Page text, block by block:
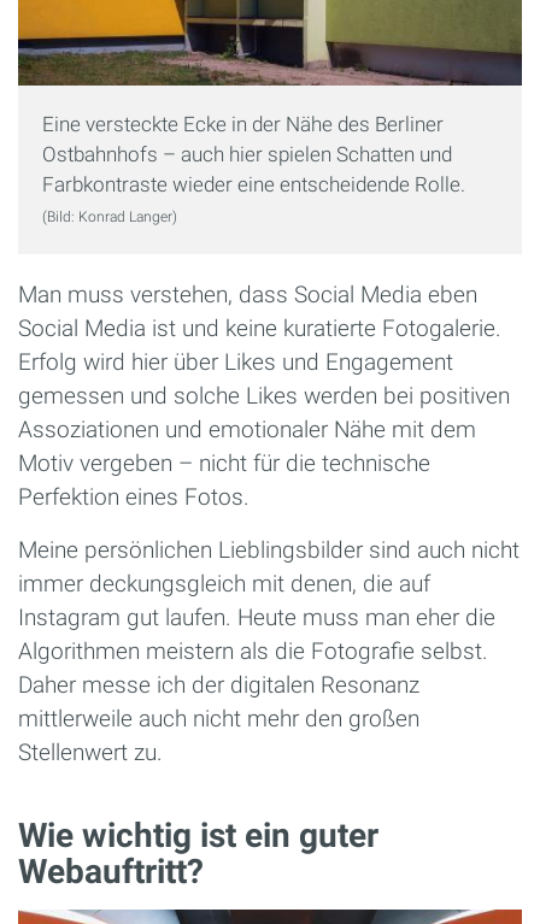
Eine versteckte Ecke in der Nähe des Berliner
Ostbahnhofs – auch hier spielen Schatten und
Farbkontraste wieder eine entscheidende Rolle.
(Bild: Konrad Langer)
Man muss verstehen, dass Social Media eben
Social Media ist und keine kuratierte Fotogalerie.
Erfolg wird hier über Likes und Engagement
gemessen und solche Likes werden bei positiven
Assoziationen und emotionaler Nähe mit dem
Motiv vergeben – nicht für die technische
Perfektion eines Fotos.
Meine persönlichen Lieblingsbilder sind auch nicht
immer deckungsgleich mit denen, die auf
Instagram gut laufen. Heute muss man eher die
Algorithmen meistern als die Fotografie selbst.
Daher messe ich der digitalen Resonanz
mittlerweile auch nicht mehr den großen
Stellenwert zu.
Wie wichtig ist ein guter
Webauftritt?